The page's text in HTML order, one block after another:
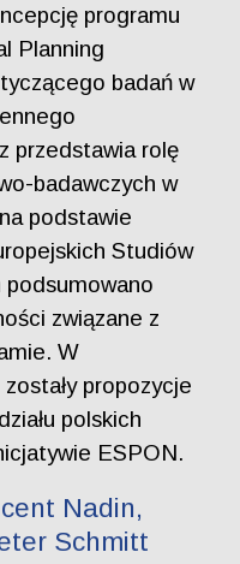
programu
Planning
badań w
przedstawia rolę
badawczych w
podstawie
Studiów
podsumowano
związane z
W
propozycje
polskich
ESPON.
Nadin,
Schmitt